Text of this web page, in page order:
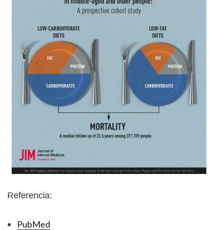
Referencia:
PubMed